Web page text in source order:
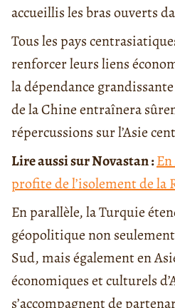
accueillis les bras ouverts
Tous les pays
renforcer leurs liens
la dépendance grandissante
de la Chine entraînera
répercussions sur l’Asie
Lire aussi sur Novastan :
profite de l’isolement de la
En parallèle, la Turquie
géopolitique non
Sud, mais également en
économiques et culturels
s’accompagnent de